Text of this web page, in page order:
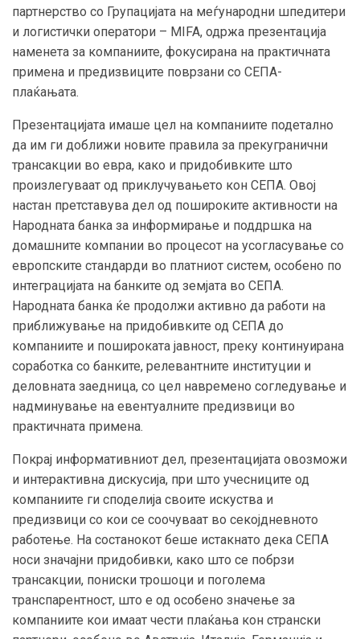
партнерство со Групацијата на меѓународни шпедитери
и логистички оператори – MIFA, одржа презентација
наменета за компаниите, фокусирана на практичната
примена и предизвиците поврзани со СЕПА-
плаќањата.
Презентацијата имаше цел на компаниите подетално
да им ги доближи новите правила за прекугранични
трансакции во евра, како и придобивките што
произлегуваат од приклучувањето кон СЕПА. Овој
настан претставува дел од пошироките активности на
Народната банка за информирање и поддршка на
домашните компании во процесот на усогласување со
европските стандарди во платниот систем, особено по
интеграцијата на банките од земјата во СЕПА.
Народната банка ќе продолжи активно да работи на
приближување на придобивките од СЕПА до
компаниите и пошироката јавност, преку континуирана
соработка со банките, релевантните институции и
деловната заедница, со цел навремено согледување и
надминување на евентуалните предизвици во
практичната примена.
Покрај информативниот дел, презентацијата овозможи
и интерактивна дискусија, при што учесниците од
компаниите ги споделија своите искуства и
предизвици со кои се соочуваат во секојдневното
работење. На состанокот беше истакнато дека СЕПА
носи значајни придобивки, како што се побрзи
трансакции, пониски трошоци и поголема
транспарентност, што е од особено значење за
компаниите кои имаат чести плаќања кон странски